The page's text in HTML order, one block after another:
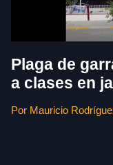
Plaga de
a clases en
Por Mauricio